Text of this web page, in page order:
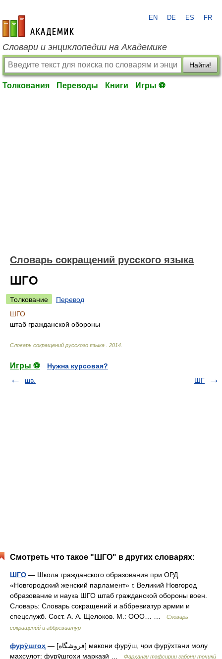
academic.ru
EN DE ES FR
Словари и энциклопедии на Академике
Найти!
Толкования Переводы Книги Игры ⚽
Словарь сокращений русского языка
ШГО
Толкование
Перевод
ШГО
штаб гражданской обороны
Словарь сокращений русского языка 2014
Игры ⚽
Нужна курсовая?
шв.
ШГ
Смотреть что такое "ШГО" в других словарях:
ШГО — Школа гражданского образования при ОРД
«Новгородский женский парламент» г. Великий Новгород
образование и наука ШГО штаб гражданской обороны воен.
Словарь: Словарь сокращений и аббревиатур армии и
спецслужб. Сост. А. А. Щелоков. М.: ООО… …
Словарь
сокращений и аббревиатур
фурӯшгоҳ — [فروشگاه] макони фурӯш, ҷои фурӯхтани молу
маҳсулот: фурӯшгоҳи марказӣ …
Фарҳанги тафсирии забони тоҷикӣ